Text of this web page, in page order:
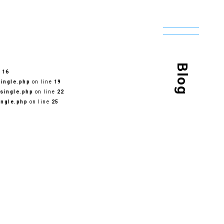
16
on line 19
on line 22
on line 25
Blog